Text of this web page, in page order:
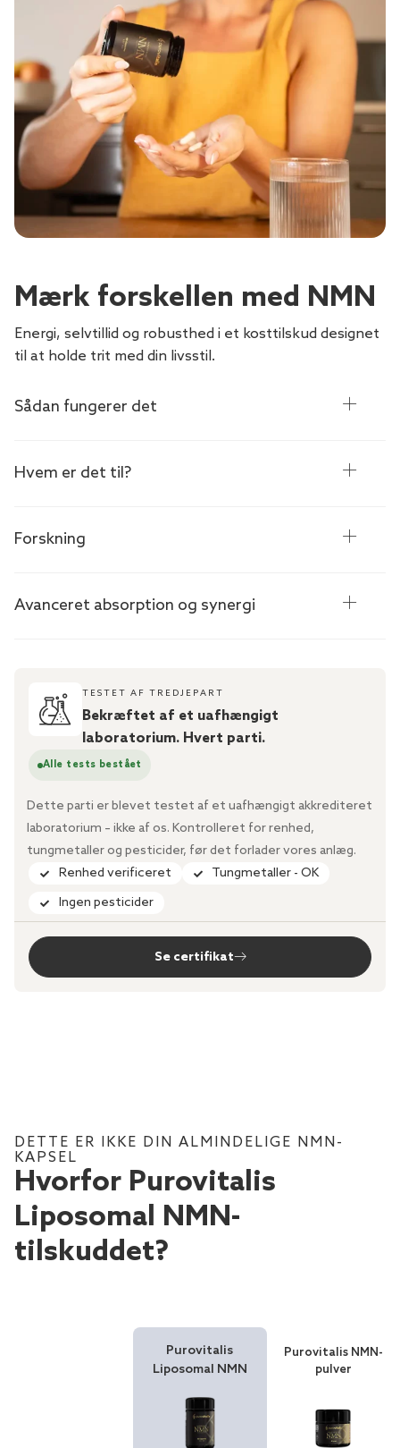
Mærk forskellen med NMN
Energi, selvtillid og robusthed i et kosttilskud designet
til at holde trit med din livsstil.
Sådan fungerer det
Hvem er det til?
Forskning
Avanceret absorption og synergi
TESTET AF TREDJEPART
Bekræftet af et uafhængigt
laboratorium. Hvert parti.
Alle tests bestået
Dette parti er blevet testet af et uafhængigt akkrediteret
laboratorium – ikke af os. Kontrolleret for renhed,
tungmetaller og pesticider, før det forlader vores anlæg.
Renhed verificeret
Tungmetaller - OK
Ingen pesticider
Se certifikat
DETTE ER IKKE DIN ALMINDELIGE NMN-
KAPSEL
Hvorfor Purovitalis
Liposomal NMN-
tilskuddet?
Purovitalis
Liposomal NMN
Purovitalis NMN-
pulver